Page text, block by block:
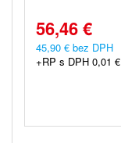
56,46 €
45,90 € bez DPH
+RP s DPH 0,01 €